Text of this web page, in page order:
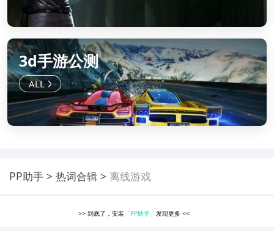
3d手游公测
PP助手 热词合辑 离线游戏
>> 到底了，安装 「PP助手」发现更多<<